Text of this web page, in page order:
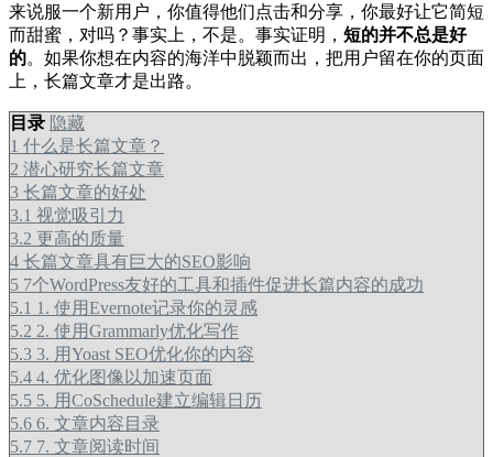
来说服一个新用户，你值得他们点击和分享，你最好让它简短
而甜蜜，对吗？事实上，不是。事实证明， 短的并不总是好
的。如果你想在内容的海洋中脱颖而出，把用户留在你的页面
上，长篇文章才是出路。
目录 隐藏
1 什么是长篇文章？
2 潜心研究长篇文章
3 长篇文章的好处
3.1 视觉吸引力
3.2 更高的质量
4 长篇文章具有巨大的SEO影响
5 7个WordPress友好的工具和插件促进长篇内容的成功
5.1 1. 使用Evernote记录你的灵感
5.2 2. 使用Grammarly优化写作
5.3 3. 用Yoast SEO优化你的内容
5.4 4. 优化图像以加速页面
5.5 5. 用CoSchedule建立编辑日历
5.6 6. 文章内容目录
5.7 7. 文章阅读时间